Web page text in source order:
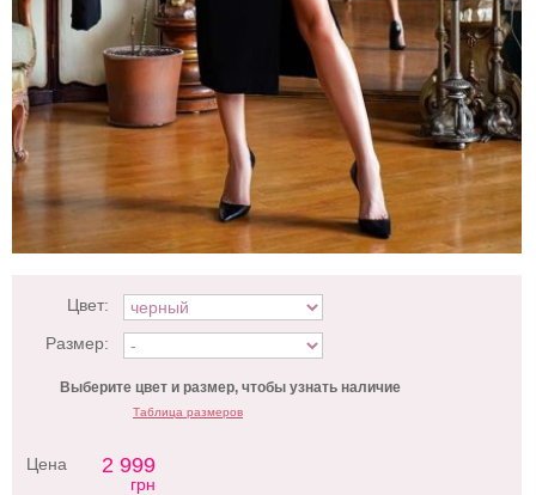
Цвет:
Размер:
Выберите цвет и размер, чтобы узнать наличие
Таблица размеров
Цена 2 999
грн